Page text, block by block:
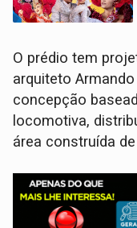
O prédio tem
arquiteto
concepção
locomotiva,
área construída